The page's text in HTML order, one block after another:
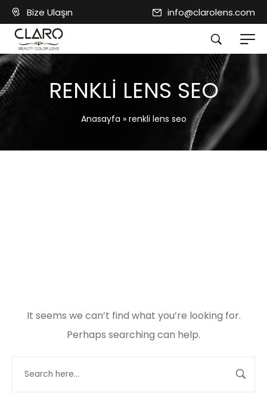
Bize Ulaşın info@clarolens.com
RENKLI LENS SEO
Anasayfa » renkli lens seo
It seems we can’t find what you’re looking for.
Perhaps searching can help.